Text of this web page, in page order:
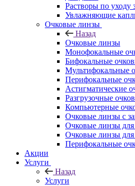
Растворы по уходу
Увлажняющие
Очковые линзы
Назад
Очковые линзы
Монофокальные
Бифокальные
Мультифокальные
Перифокальные
Астигматические
Разгрузочные
Компьютерные
Очковые линзы с
Очковые линзы для
Очковые линзы
Перифокальные
Акции
Услуги
Назад
Услуги